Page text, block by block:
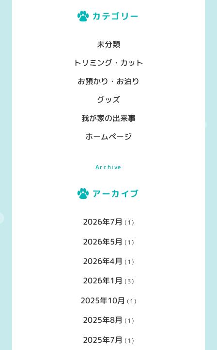
カテゴリー
未分類
トリミング・カット
お預かり・お泊り
グッズ
我が家の出来事
ホームページ
Archive
アーカイブ
2026年7月 (1)
2026年5月 (1)
2026年4月 (1)
2026年1月 (3)
2025年10月 (1)
2025年8月 (1)
2025年7月 (1)